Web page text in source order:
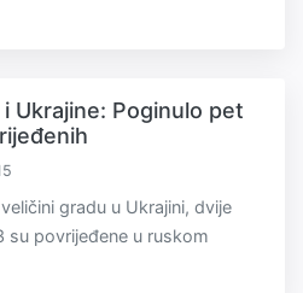
Ukrajine: Poginulo pet
gradu u Ukrajini, dvije
su povrijeđene u ruskom